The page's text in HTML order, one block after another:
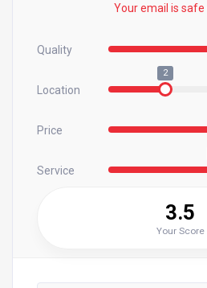
Your email is safe
Quality
Location
2
Price
Service
3.5
Your Score